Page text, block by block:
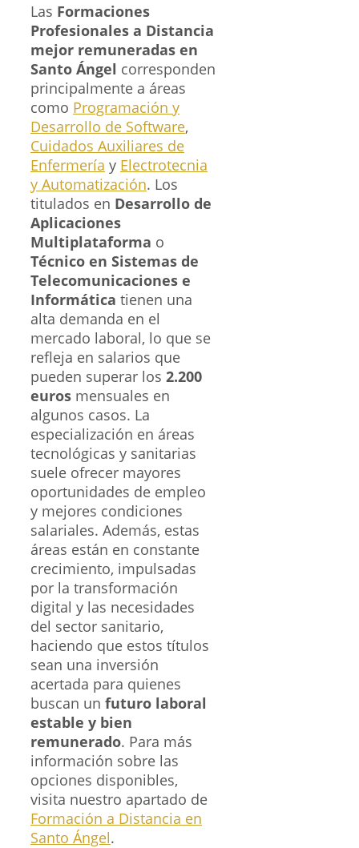
Las Formaciones
Profesionales a Distancia
mejor remuneradas en
Santo Ángel corresponden
principalmente a áreas
como Programación y
Desarrollo de Software,
Cuidados Auxiliares de
Enfermería y Electrotecnia
y Automatización. Los
titulados en Desarrollo de
Aplicaciones
Multiplataforma o
Técnico en Sistemas de
Telecomunicaciones e
Informática tienen una
alta demanda en el
mercado laboral, lo que se
refleja en salarios que
pueden superar los 2.200
euros mensuales en
algunos casos. La
especialización en áreas
tecnológicas y sanitarias
suele ofrecer mayores
oportunidades de empleo
y mejores condiciones
salariales. Además, estas
áreas están en constante
crecimiento, impulsadas
por la transformación
digital y las necesidades
del sector sanitario,
haciendo que estos títulos
sean una inversión
acertada para quienes
buscan un futuro laboral
estable y bien
remunerado. Para más
información sobre las
opciones disponibles,
visita nuestro apartado de
Formación a Distancia en
Santo Ángel.